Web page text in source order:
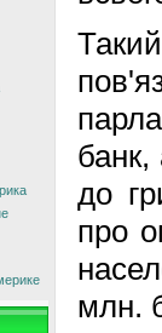
банк,
до
про
млн.